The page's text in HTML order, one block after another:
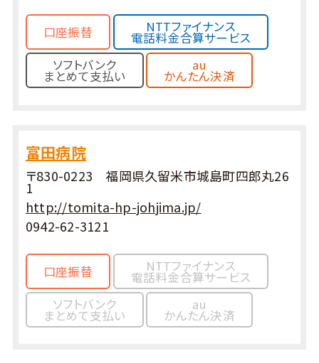
口座振替 NTTファイナンス
電話料金合算サービス
ソフトバンク
まとめて支払い
au
かんたん決済
富田病院
〒830-0223 福岡県久留米市城島町四郎丸26
1
http://tomita-hp-johjima.jp/
0942-62-3121
口座振替 NTTファイナンス
電話料金合算サービス
ソフトバンク
まとめて支払い
au
かんたん決済